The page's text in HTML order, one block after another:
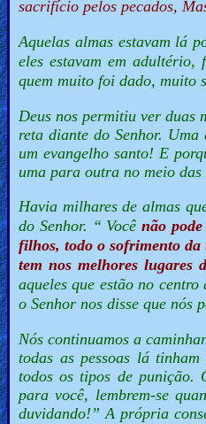
Ask
Bible
Questions
Something
Funny...
2nd
Page,
Older
Material
sacrifício pelos pecados,
Aquelas almas estavam lá
eles estavam em
quem muito foi dado, muito
Deus nos permitiu ver duas
reta diante do Senhor. Uma
um evangelho santo! E
uma para outra no meio
Havia milhares de almas
do Senhor. “ Vocênão
filhos, todo o sofrimento da
tem nos melhores lugares
aqueles que estão no
o Senhor nos disse que
Nós continuamos a
todas as pessoas lá
todos os tipos de punição.
para você, lembrem-se
duvidando!” A própria